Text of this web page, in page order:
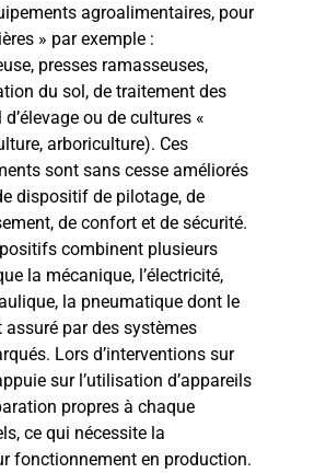
agroalimentaires, pour
» par exemple :
presses ramasseuses,
du sol, de traitement des
ou de cultures «
arboriculture). Ces
sont sans cesse améliorés
dispositif de pilotage, de
de confort et de sécurité.
combinent plusieurs
la mécanique, l’électricité,
la pneumatique dont le
par des systèmes
Lors d’interventions sur
sur l’utilisation d’appareils
propres à chaque
ce qui nécessite la
fonctionnement en production.